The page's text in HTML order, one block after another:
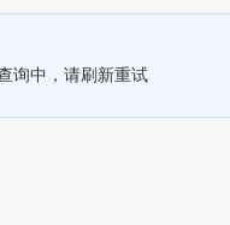
询中，请刷新重试